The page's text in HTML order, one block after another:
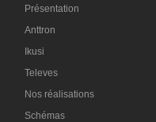
Présentation
Anttron
Ikusi
Televes
Nos réalisations
Schémas